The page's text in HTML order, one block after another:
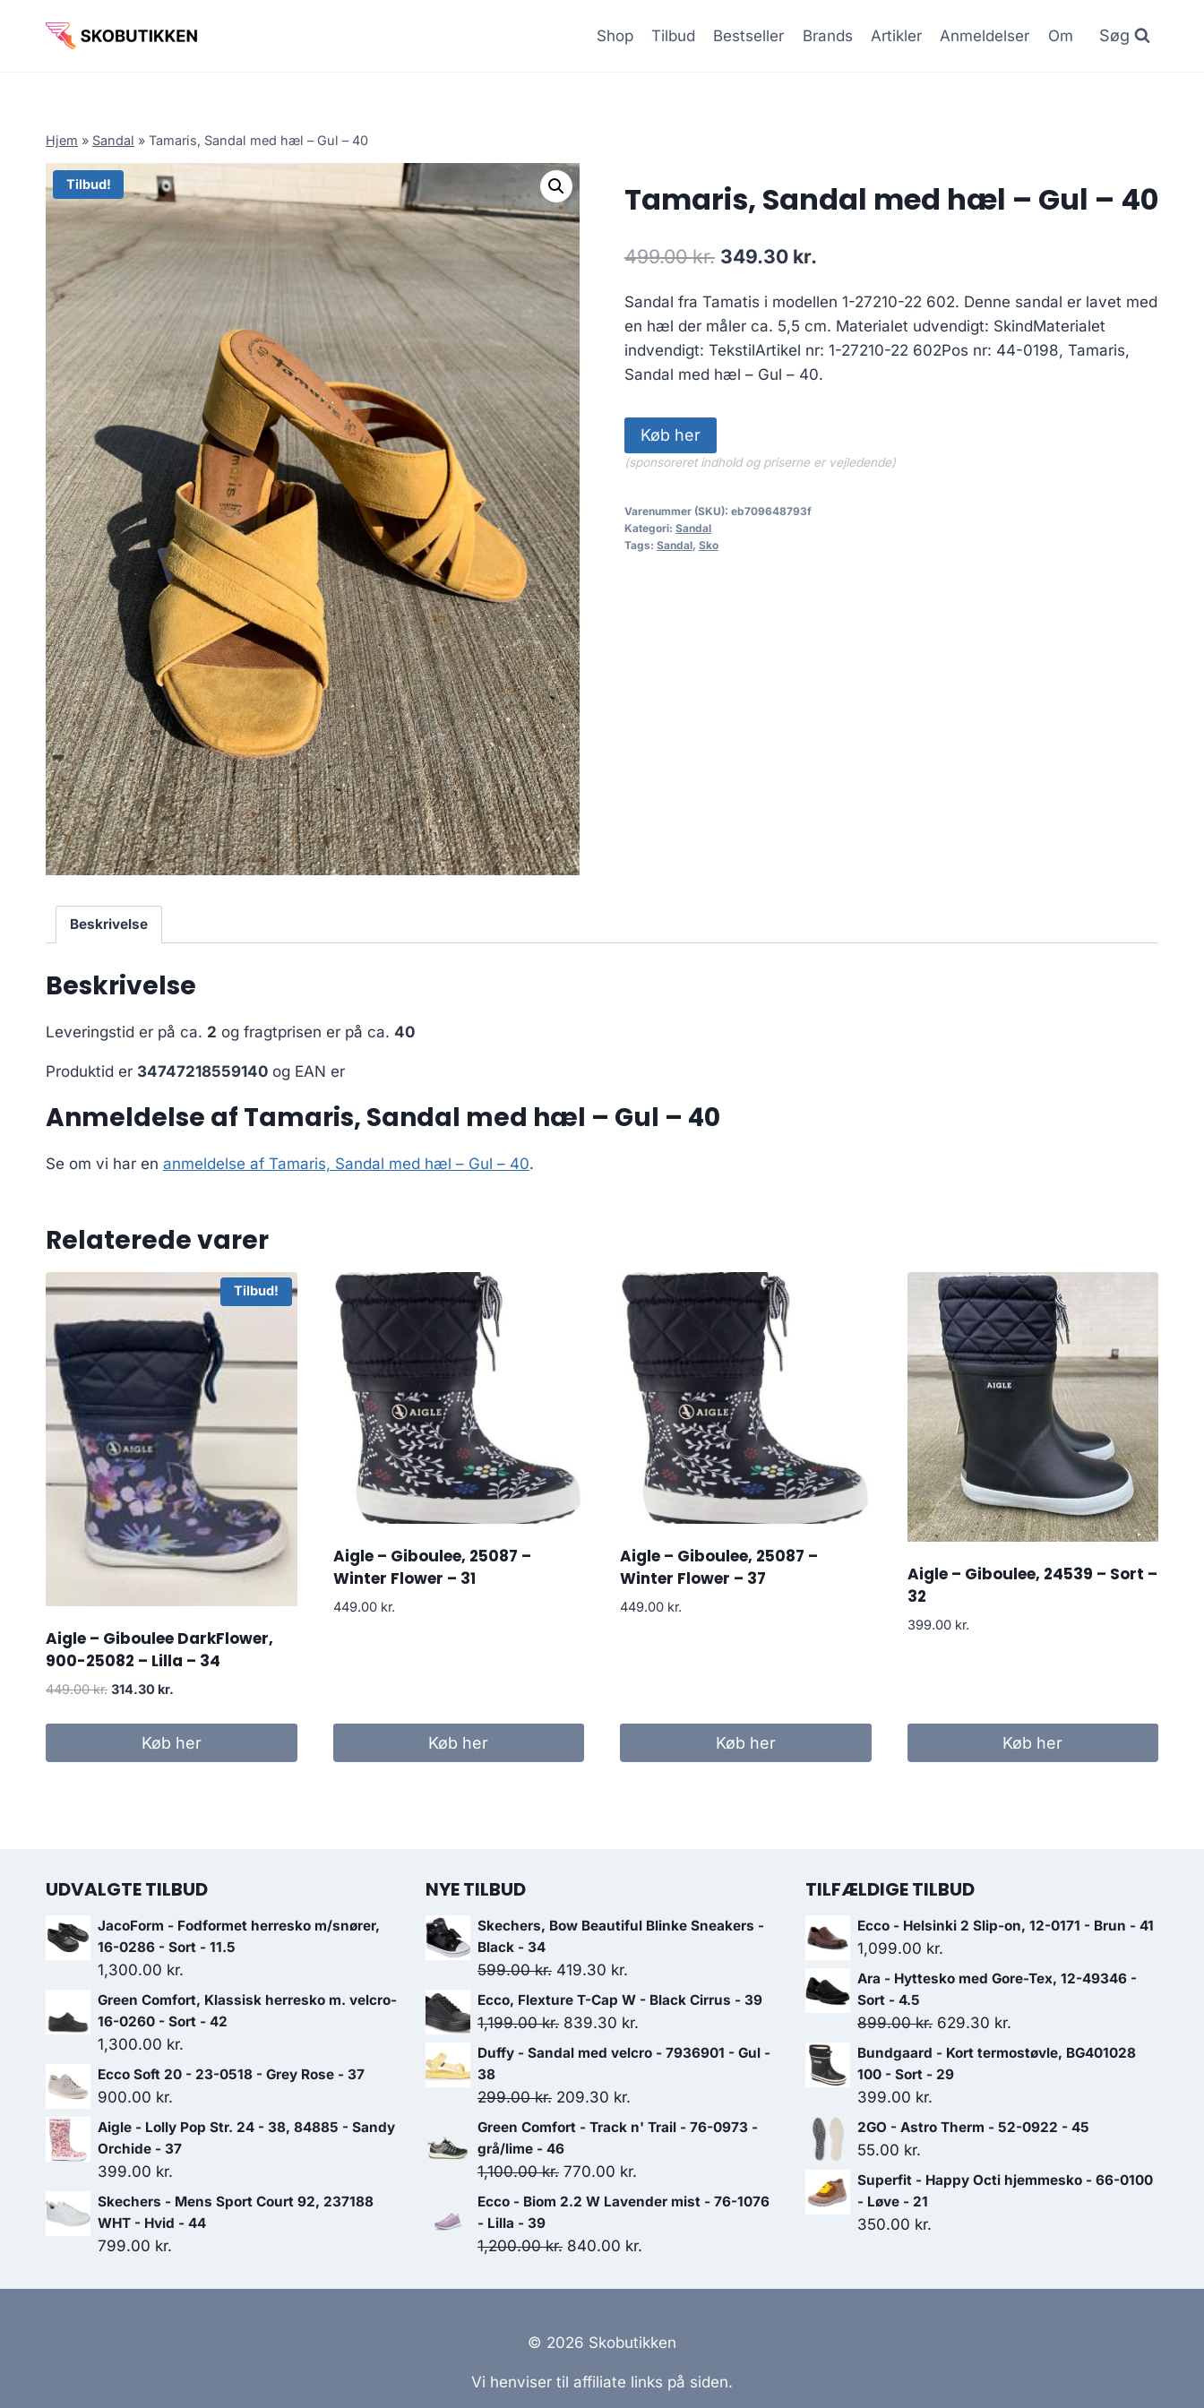
Shop Tilbud Bestseller Brands Artikler Anmeldelser Om Søg
Hjem » Sandal » Tamaris, Sandal med hæl – Gul – 40
Tilbud! Tamaris, Sandal med hæl – Gul – 40
499.00kr. Den
pris
var:
499.00 kr..
349.30 kr.
pris
er:
349.30 kr..
Sandal fra Tamatis i modellen 1-27210-22 602. Denne sandal er lavet med
en hæl der måler ca. 5,5 cm. Materialet udvendigt: SkindMaterialet
indvendigt: TekstilArtikel nr: 1-27210-22 602Pos nr: 44-0198, Tamaris,
Sandal med hæl – Gul – 40.
Køb her
(sponsoreret indhold og priserne er vejledende)
Varenummer (SKU): eb709648793f
Kategori: Sandal
Tags: Sandal, Sko
Beskrivelse
Beskrivelse
Leveringstid er på ca. 2 og fragtprisen er på ca. 40
Produktid er 34747218559140 og EAN er
Anmeldelse af Tamaris, Sandal med hæl – Gul – 40
Se om vi har en anmeldelse af Tamaris, Sandal med hæl – Gul – 40.
Relaterede varer
Tilbud!
Aigle – Giboulee DarkFlower,
900-25082 – Lilla – 34
449.00kr. Den
314.30 kr.
er:
Køb her
Aigle – Giboulee, 25087 –
Winter Flower – 31
449.00 kr.
Køb her
Aigle – Giboulee, 25087 –
Winter Flower – 37
449.00 kr.
Køb her
Aigle – Giboulee, 24539 – Sort –
32
399.00 kr.
Køb her
UDVALGTE TILBUD
JacoForm - Fodformet herresko m/snører,
16-0286 - Sort - 11.5
1,300.00 kr.
Green Comfort, Klassisk herresko m. velcro-
16-0260 - Sort - 42
1,300.00 kr.
Ecco Soft 20 - 23-0518 - Grey Rose - 37
900.00 kr.
Aigle - Lolly Pop Str. 24 - 38, 84885 - Sandy
Orchide - 37
399.00 kr.
Skechers - Mens Sport Court 92, 237188
WHT - Hvid - 44
799.00 kr.
NYE TILBUD
Skechers, Bow Beautiful Blinke Sneakers -
Black - 34
599.00kr. Den
oprindelige
pris
419.30 kr.
aktuelle
pris
Ecco, Flexture T-Cap W - Black Cirrus - 39
1,199.00kr. Den
oprindelige
var:
1,199.00 kr..
839.30 kr.
aktuelle
839.30 kr..
Duffy - Sandal med velcro - 7936901 - Gul -
38
299.00kr. Den
oprindelige
pris
var:
299.00 kr..
209.30 kr.
aktuelle
er:
209.30 kr..
Green Comfort - Track n' Trail - 76-0973 -
grå/lime - 46
1,100.00kr. Den
oprindelige
var:
770.00 kr.
aktuelle
er:
Ecco - Biom 2.2 W Lavender mist - 76-1076
- Lilla - 39
1,200.00kr. Den
pris
1,200.00 kr..
840.00 kr.
pris
840.00 kr..
TILFÆLDIGE TILBUD
Ecco - Helsinki 2 Slip-on, 12-0171 - Brun - 41
1,099.00 kr.
Ara - Hyttesko med Gore-Tex, 12-49346 -
Sort - 4.5
899.00kr. Den
oprindelige
pris
899.00 kr..
629.30 kr.
aktuelle
629.30 kr..
Bundgaard - Kort termostøvle, BG401028
100 - Sort - 29
399.00 kr.
2GO - Astro Therm - 52-0922 - 45
55.00 kr.
Superfit - Happy Octi hjemmesko - 66-0100
- Løve - 21
350.00 kr.
© 2026 Skobutikken
Vi henviser til affiliate links på siden.